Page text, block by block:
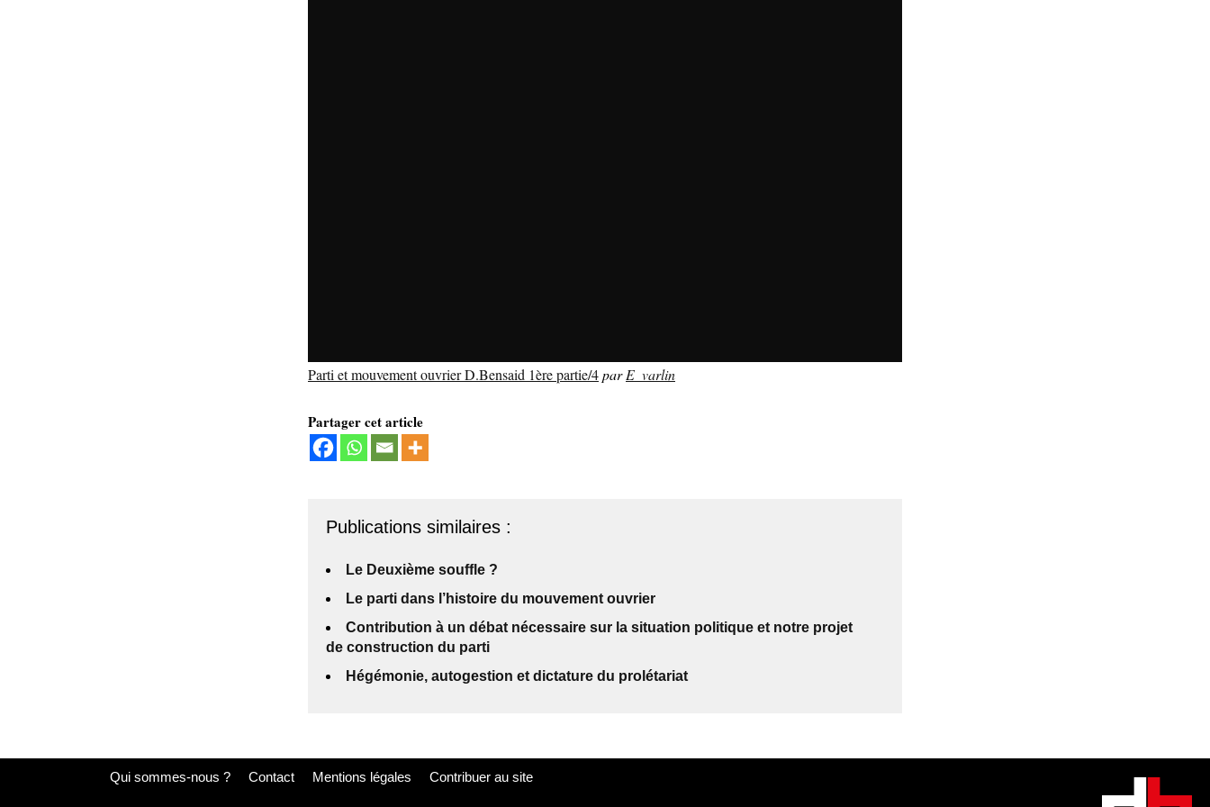
Parti et mouvement ouvrier D.Bensaid 1ère partie/4parE_varlin
Partager cet article
Publications similaires :
Le Deuxième souffle ?
Le parti dans l’histoire du mouvement ouvrier
Contribution à un débat nécessaire sur la situation politique et notre projet
de construction du parti
Hégémonie, autogestion et dictature du prolétariat
Qui sommes-nous ? Contact Mentions légales Contribuer au site